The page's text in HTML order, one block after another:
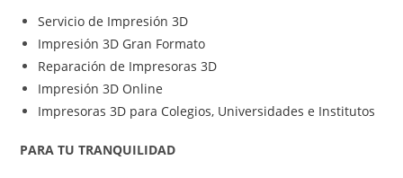
Servicio de Impresión 3D
Impresión 3D Gran Formato
Reparación de Impresoras 3D
Impresión 3D Online
Impresoras 3D para Colegios, Universidades e Institutos
PARA TU TRANQUILIDAD